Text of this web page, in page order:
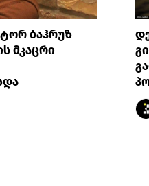
ბაჰრუზ
მკაცრი